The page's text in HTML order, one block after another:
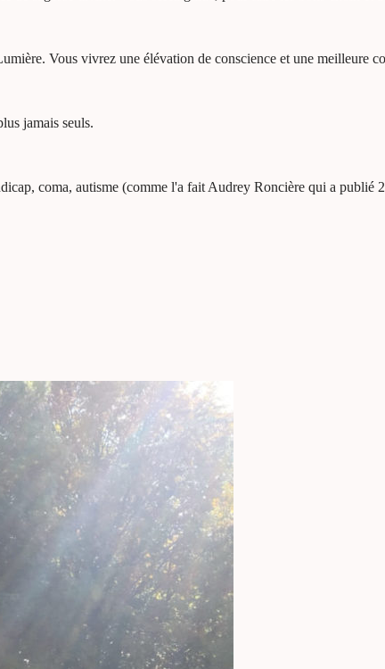
Vous vivrez une élévation de conscience et une meilleure
jamais seuls.
coma, autisme (comme l'a fait Audrey Roncière qui a